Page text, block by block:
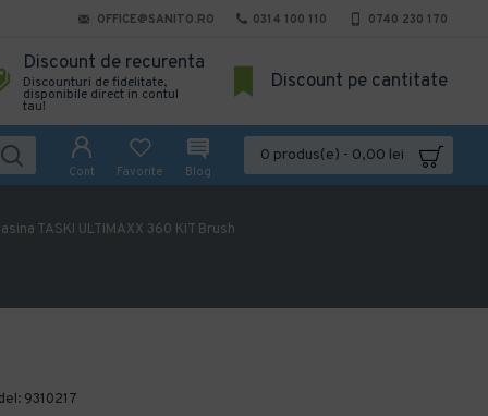
OFFICE@SANITO.RO 0314 100 110 0740 230 170
Discount de recurenta
Discounturi de fidelitate,
disponibile direct in contul
tau!
Discount pe cantitate
Cont Favorite Blog
0 produs(e) - 0,00 lei
TASKI ULTIMAXX 360 KIT Brush
9310217